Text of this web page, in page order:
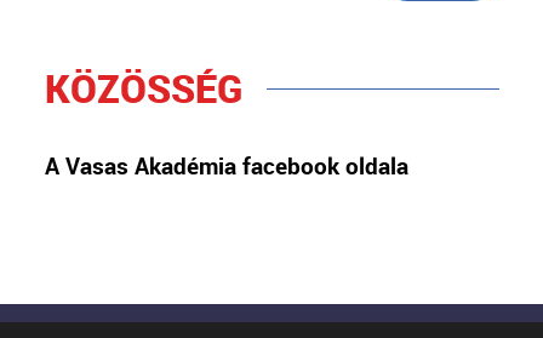
KÖZÖSSÉG
A Vasas Akadémia facebook oldala